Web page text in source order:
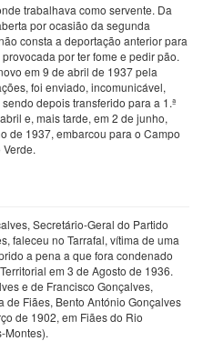
trabalhava como servente. Da
por ocasião da segunda
consta a deportação anterior para
por ter fome e pedir pão.
em 9 de abril de 1937 pela
foi enviado, incomunicável,
depois transferido para a 1.ª
e, mais tarde, em 2 de junho,
de 1937, embarcou para o Campo
Secretário-Geral do Partido
faleceu no Tarrafal, vítima de uma
a pena a que fora condenado
em 3 de Agosto de 1936.
e de Francisco Gonçalves,
de Fiães, Bento António Gonçalves
de 1902, em Fiães do Rio
Montes).